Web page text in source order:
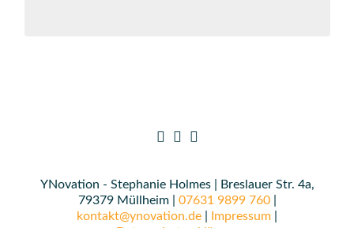
YNovation - Stephanie Holmes | Breslauer Str. 4a,
79379 Müllheim | 07631 9899 760|
kontakt@ynovation.de
Impressum